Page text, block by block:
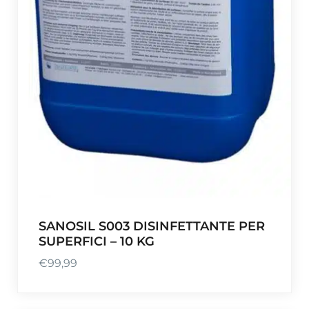
SANOSIL S003 DISINFETTANTE PER
SUPERFICI – 10 KG
€99,99